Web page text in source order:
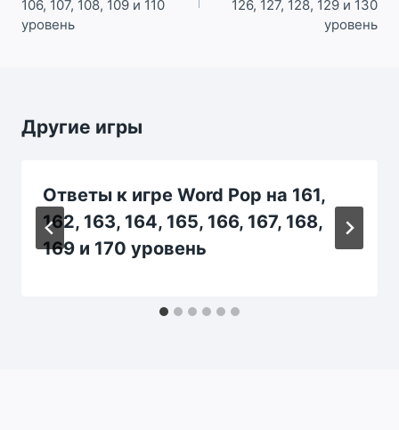
106, 107, 108, 109 и 110
уровень
126, 127, 128, 129 и 130
уровень
Другие игры
Ответы к игре Word Pop на 161,
162, 163, 164, 165, 166, 167, 168,
169 и 170 уровень